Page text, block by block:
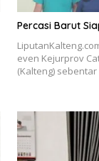
Percasi Barut
even Kejurprov
(Kalteng)